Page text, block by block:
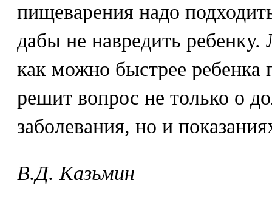
пищеварения надо
дабы не навредить ребенку.
как можно быстрее ребенка
решит вопрос не только о
заболевания, но и
B.Д. Kaзьмин